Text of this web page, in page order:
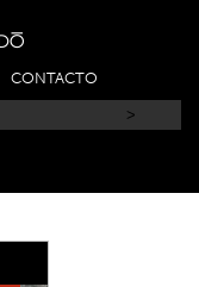
CONTACTO